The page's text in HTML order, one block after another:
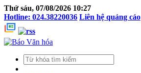
Thứ sáu, 07/08/2026 10:27
Hotline: 024.38220036 Liên hệ quảng cáo